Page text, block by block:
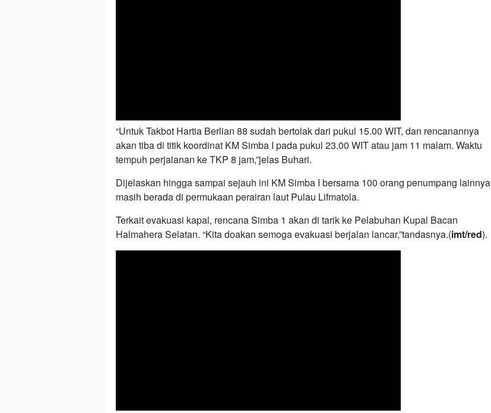
“Untuk Takbot Hartia Berlian 88 sudah bertolak dari pukul 15.00 WIT, dan rencanannya
akan tiba di titik koordinat KM Simba I pada pukul 23.00 WIT atau jam 11 malam. Waktu
tempuh perjalanan ke TKP 8 jam,”jelas Buhari.
Dijelaskan hingga sampai sejauh ini KM Simba I bersama 100 orang penumpang lainnya
masih berada di permukaan perairan laut Pulau Lifmatola.
Terkait evakuasi kapal, rencana Simba 1 akan di tarik ke Pelabuhan Kupal Bacan
Halmahera Selatan. “Kita doakan semoga evakuasi berjalan lancar,”tandasnya.(imt/red).